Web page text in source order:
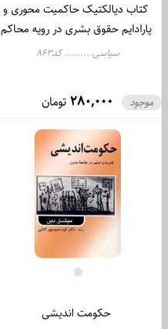
کتاب دیالکتیک حاکمیت محوری و
پارادایم حقوق بشری در رویه محاکم
اروپا و کانادا
سیاسی......... کد863
280,000 تومان موجود
حکومت اندیشی